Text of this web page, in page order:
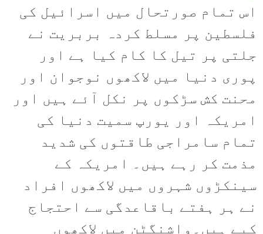
اس تمام صورتحال میں اسرائیل کی
فلسطین پر مسلط کردہ بربریت نے
جلتی پر تیل کا کام کیا ہے اور
پوری دنیا میں لاکھوں نوجوان اور
محنت کش سڑکوں پر نکل آئے ہیں اور
امریکہ اور یورپ سمیت دنیا کی
تمام سامراجی طاقتوں کی شدید
مذمت کر رہے ہیں۔ امریکہ کے
سینکڑوں شہروں میں لاکھوں افراد
نے ہر ہفتے باقاعدگی سے احتجاج